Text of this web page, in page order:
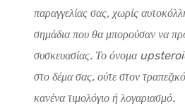
παραγγελίας σας, χωρίς
σημάδια που θα μπορούσαν να
συσκευασίας. Το όνομα
στο δέμα σας, ούτε στον
κανένα τιμολόγιο ή λογαριασμό.